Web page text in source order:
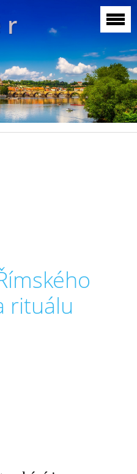
r
rituálu